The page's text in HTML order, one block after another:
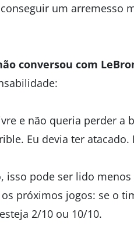
um arremesso
conversou com
e não queria perder
Eu devia ter atacado.
isso pode ser lido
próximos jogos: se o
2/10 ou 10/10.